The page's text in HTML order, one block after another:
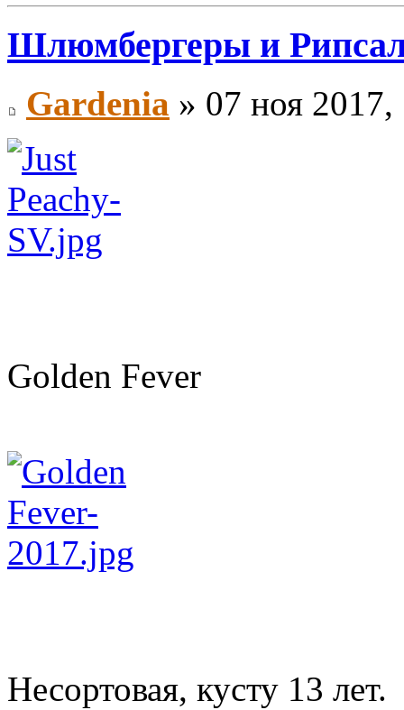
Шлюмбергеры и
Gardenia » 07 ноя 2017,
Golden Fever
Несортовая, кусту 13 лет.